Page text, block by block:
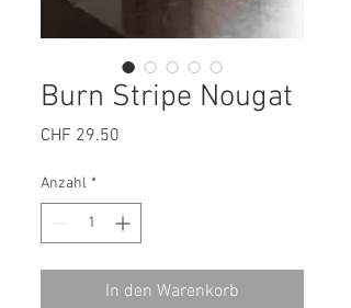
Burn Stripe Nougat
CHF 29.50
Anzahl *
In den Warenkorb